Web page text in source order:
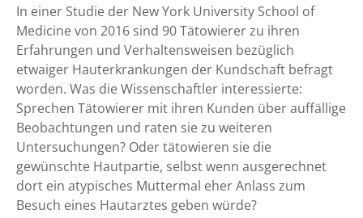
r
N
a
t
r
i
u
m
-
K
o
o
w
i
e
r
e
r
s
p
i
e
In einer Studie der New York University School of
Medicine von 2016 sind 90 Tätowierer zu ihren
Erfahrungen und Verhaltensweisen bezüglich
etwaiger Hauterkrankungen der Kundschaft befragt
worden. Was die Wissenschaftler interessierte:
Sprechen Tätowierer mit ihren Kunden über auffällige
Beobachtungen und raten sie zu weiteren
Untersuchungen? Oder tätowieren sie die
gewünschte Hautpartie, selbst wenn ausgerechnet
dort ein atypisches Muttermal eher Anlass zum
Besuch eines Hautarztes geben würde?